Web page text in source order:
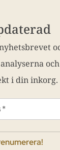
och
i din inkorg.